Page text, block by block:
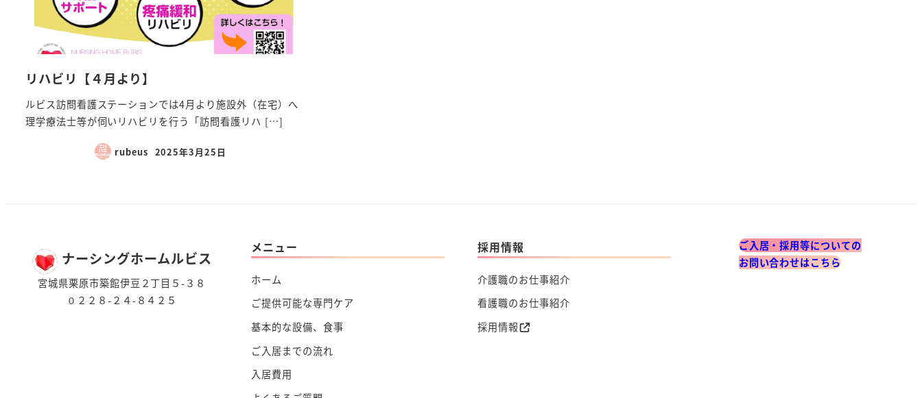
リハビリ【４月より】
ルビス訪問看護ステーションでは4月より施設外（在宅）へ
理学療法士等が伺いリハビリを行う「訪問看護リハ […]
rubeus 2025年3月25日
ナーシングホームルビス
宮城県栗原市築館伊豆２丁目５-３８
０２２８-２４-８４２５
メニュー
ホーム
ご提供可能な専門ケア
基本的な設備、食事
ご入居までの流れ
入居費用
採用情報
介護職のお仕事紹介
看護職のお仕事紹介
採用情報
ご入居・採用等についての
お問い合わせはこちら